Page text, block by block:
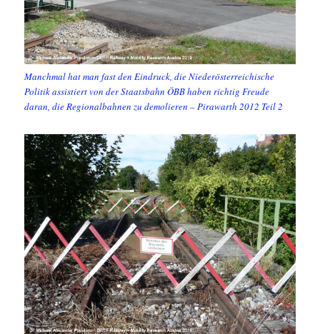
Manchmal hat man fast den Eindruck, die Niederösterreichische
Politik assistiert von der Staatsbahn ÖBB haben richtig Freude
daran, die Regionalbahnen zu demolieren – Pirawarth 2012 Teil 2